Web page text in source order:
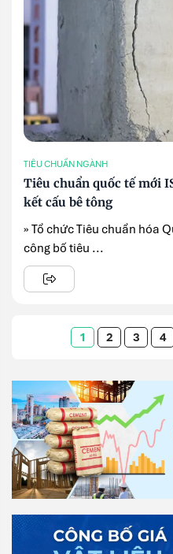
TIÊU CHUẨN NGÀNH
Tiêu chuẩn quốc tế mới
kết cấu bê tông
» Tổ chức Tiêu chuẩn hóa
công bố tiêu ...
1 2 3 4